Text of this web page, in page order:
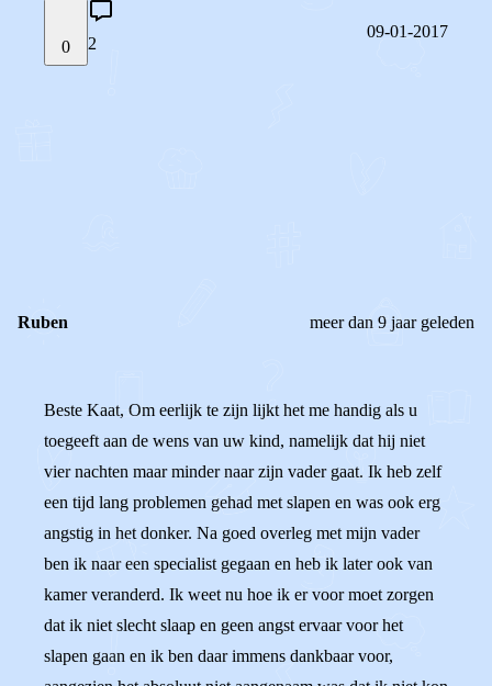
0 2
09-01-2017
Ruben meer dan 9 jaar geleden
Beste Kaat, Om eerlijk te zijn lijkt het me handig als u
toegeeft aan de wens van uw kind, namelijk dat hij niet
vier nachten maar minder naar zijn vader gaat. Ik heb zelf
een tijd lang problemen gehad met slapen en was ook erg
angstig in het donker. Na goed overleg met mijn vader
ben ik naar een specialist gegaan en heb ik later ook van
kamer veranderd. Ik weet nu hoe ik er voor moet zorgen
dat ik niet slecht slaap en geen angst ervaar voor het
slapen gaan en ik ben daar immens dankbaar voor,